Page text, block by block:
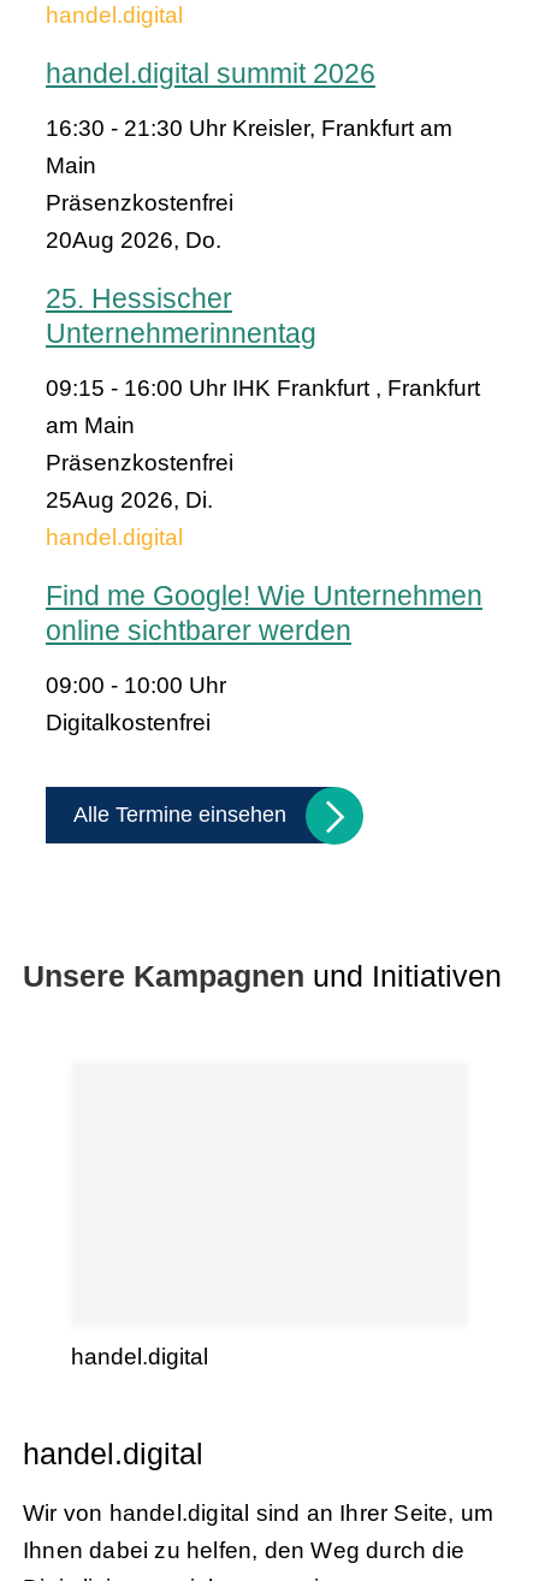
handel.digital
handel.digital summit 2026
16:30 - 21:30 Uhr Kreisler, Frankfurt am
Main
Präsenzkostenfrei
20Aug 2026, Do.
25. Hessischer
Unternehmerinnentag
09:15 - 16:00 Uhr IHK Frankfurt , Frankfurt
am Main
Präsenzkostenfrei
25Aug 2026, Di.
handel.digital
Find me Google! Wie Unternehmen
online sichtbarer werden
09:00 - 10:00 Uhr
Digital kostenfrei
Alle Termine einsehen
Unsere Kampagnen und Initiativen
handel.digital
handel.digital
Wir von handel.digital sind an Ihrer Seite, um
Ihnen dabei zu helfen, den Weg durch die